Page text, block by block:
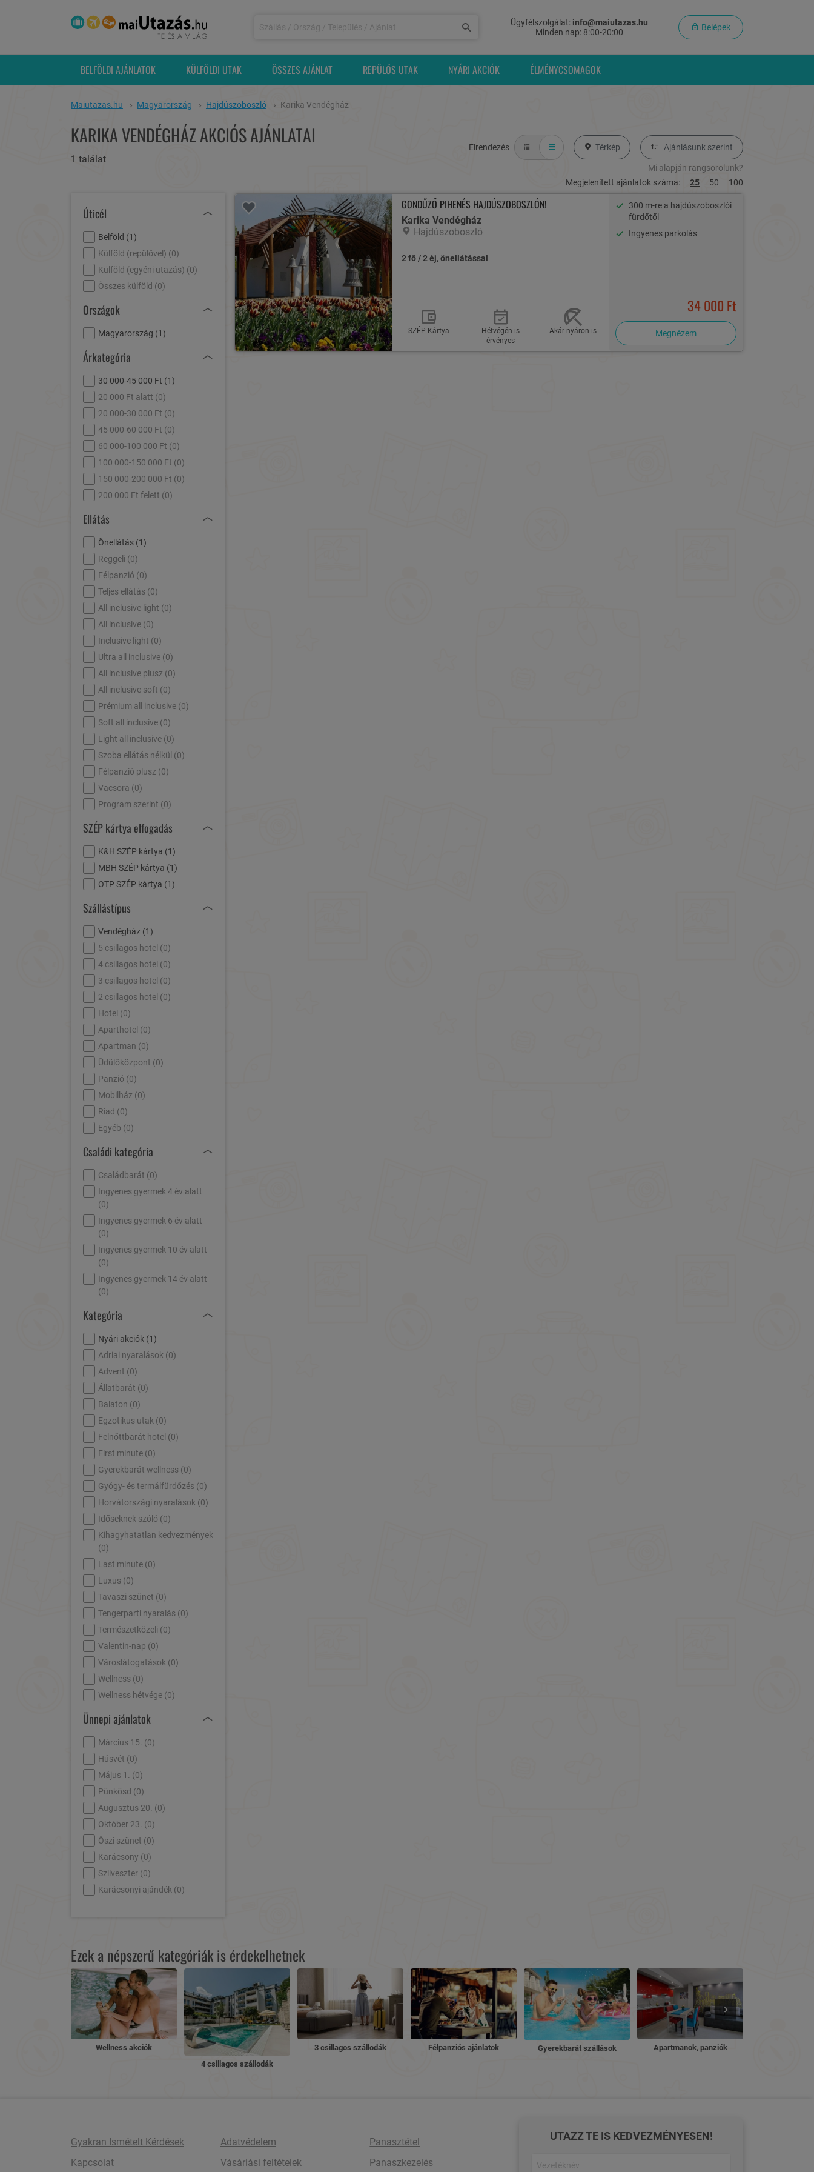
Ügyfélszolgálat: info@maiutazas.hu
Minden nap: 8:00-20:00
Belépek
BELFÖLDI AJÁNLATOK KÜLFÖLDI UTAK ÖSSZES AJÁNLAT REPÜLŐS UTAK NYÁRI AKCIÓK ÉLMÉNYCSOMAGOK
Maiutazas.hu Magyarország Hajdúszoboszló Karika Vendégház
KARIKA VENDÉGHÁZ AKCIÓS AJÁNLATAI
1 találat
Elrendezés Térkép Ajánlásunk szerint
Mi alapján rangsorolunk?
Megjelenített ajánlatok száma:
25 50 100
Úticél
Belföld (1)
Külföld (repülővel) (0)
Külföld (egyéni utazás) (0)
Összes külföld (0)
Országok
Magyarország (1)
Árkategória
30 000-45 000 Ft (1)
20 000 Ft alatt (0)
20 000-30 000 Ft (0)
45 000-60 000 Ft (0)
60 000-100 000 Ft (0)
100 000-150 000 Ft (0)
150 000-200 000 Ft (0)
200 000 Ft felett (0)
Ellátás
Önellátás (1)
Reggeli (0)
Félpanzió (0)
Teljes ellátás (0)
All inclusive light (0)
All inclusive (0)
Inclusive light (0)
Ultra all inclusive (0)
All inclusive plusz (0)
All inclusive soft (0)
Prémium all inclusive (0)
Soft all inclusive (0)
Light all inclusive (0)
Szoba ellátás nélkül (0)
Félpanzió plusz (0)
Vacsora (0)
Program szerint (0)
SZÉP kártya elfogadás
K&H SZÉP kártya (1)
MBH SZÉP kártya (1)
OTP SZÉP kártya (1)
Szállástípus
Vendégház (1)
5 csillagos hotel (0)
4 csillagos hotel (0)
3 csillagos hotel (0)
2 csillagos hotel (0)
Hotel (0)
Aparthotel (0)
Apartman (0)
Üdülőközpont (0)
Panzió (0)
Mobilház (0)
Riad (0)
Egyéb (0)
Családi kategória
Családbarát (0)
Ingyenes gyermek 4 év alatt
(0)
Ingyenes gyermek 6 év alatt
(0)
Ingyenes gyermek 10 év alatt
(0)
Ingyenes gyermek 14 év alatt
(0)
Kategória
Nyári akciók (1)
Adriai nyaralások (0)
Advent (0)
Állatbarát (0)
Balaton (0)
Egzotikus utak (0)
Felnőttbarát hotel (0)
First minute (0)
Gyerekbarát wellness (0)
Gyógy- és termálfürdőzés (0)
Horvátországi nyaralások (0)
Időseknek szóló (0)
Kihagyhatatlan kedvezmények
(0)
Last minute (0)
Luxus (0)
Tavaszi szünet (0)
Tengerparti nyaralás (0)
Természetközeli (0)
Valentin-nap (0)
Városlátogatások (0)
Wellness (0)
Wellness hétvége (0)
Ünnepi ajánlatok
Március 15. (0)
Húsvét (0)
Május 1. (0)
Pünkösd (0)
Augusztus 20. (0)
Október 23. (0)
Őszi szünet (0)
Karácsony (0)
Szilveszter (0)
Karácsonyi ajándék (0)
GONDŰZŐ PIHENÉS HAJDÚSZOBOSZLÓN!
Karika Vendégház
Hajdúszoboszló
2 fő / 2 éj, önellátással
SZÉP Kártya
Hétvégén is
érvényes
Akár nyáron is
300 m-re a hajdúszoboszlói
fürdőtől
Ingyenes parkolás
34 000 Ft
Megnézem
Ezek a népszerű kategóriák is érdekelhetnek
Wellness akciók
4 csillagos szállodák
3 csillagos szállodák Félpanziós ajánlatok Gyerekbarát szállások Apartmanok, panziók
Gyakran Ismételt Kérdések
Kapcsolat
Adatvédelem
Vásárlási feltételek
Panasztétel
Panaszkezelés
UTAZZ TE IS KEDVEZMÉNYESEN!